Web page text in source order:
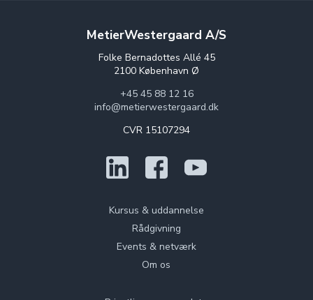
MetierWestergaard A/S
Folke Bernadottes Allé 45
2100 København Ø
+45 45 88 12 16
info@metierwestergaard.dk
CVR 15107294
Kursus & uddannelse
Rådgivning
Events & netværk
Om os